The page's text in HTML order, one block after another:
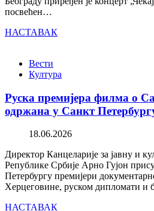
посвећен…
НАСТАВАК
Вести
Култура
Руска премијера филма о
одржана у Санкт
18.06.2026
Директор Канцеларије за јавну и
Републике Србије Арно Гујон
Петербургу премијери
Херцеговине, руском дипломати и
НАСТАВАК